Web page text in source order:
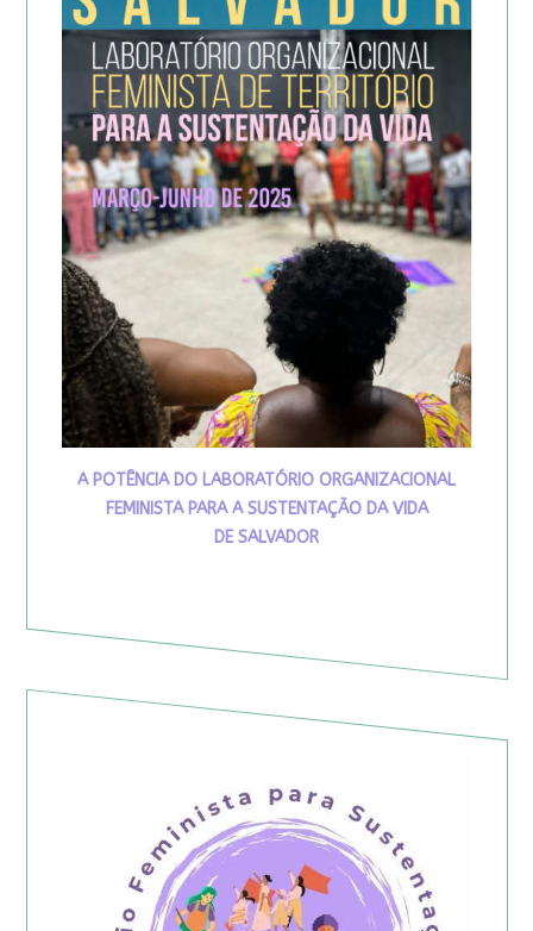
A POTÊNCIA DO LABORATÓRIO ORGANIZACIONAL
FEMINISTA PARA A SUSTENTAÇÃO DA VIDA
DE SALVADOR